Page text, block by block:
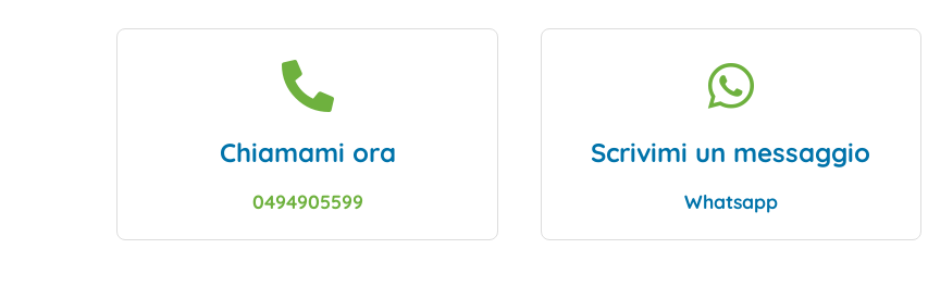
Chiamami ora
0494905599
Scrivimi un messaggio
Whatsapp